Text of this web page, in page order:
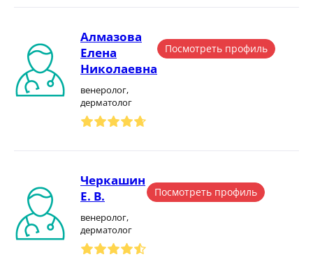
Алмазова
Елена
Николаевна
венеролог,
дерматолог
Посмотреть профиль
Черкашин
Е. В.
венеролог,
дерматолог
Посмотреть профиль